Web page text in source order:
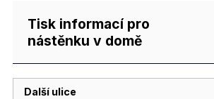
Tisk informací pro
nástěnku v domě
Další ulice